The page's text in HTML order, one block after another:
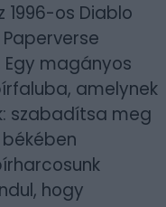
1996-os Diablo
magányos
amelynek
szabadítsa meg
hogy